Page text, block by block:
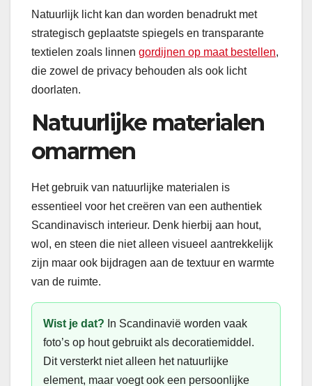
Natuurlijk licht kan dan worden benadrukt met
strategisch geplaatste spiegels en transparante
textielen zoals linnen gordijnen op maat bestellen,
die zowel de privacy behouden als ook licht
doorlaten.
Natuurlijke materialen
omarmen
Het gebruik van natuurlijke materialen is
essentieel voor het creëren van een authentiek
Scandinavisch interieur. Denk hierbij aan hout,
wol, en steen die niet alleen visueel aantrekkelijk
zijn maar ook bijdragen aan de textuur en warmte
van de ruimte.
Wist je dat? In Scandinavië worden vaak
foto’s op hout gebruikt als decoratiemiddel.
Dit versterkt niet alleen het natuurlijke
element, maar voegt ook een persoonlijke